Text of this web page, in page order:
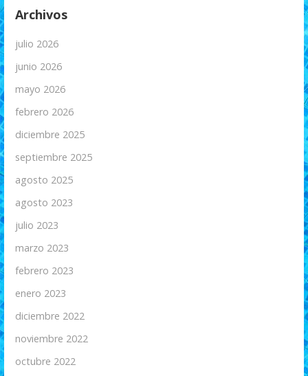
Archivos
julio 2026
junio 2026
mayo 2026
febrero 2026
diciembre 2025
septiembre 2025
agosto 2025
agosto 2023
julio 2023
marzo 2023
febrero 2023
enero 2023
diciembre 2022
noviembre 2022
octubre 2022